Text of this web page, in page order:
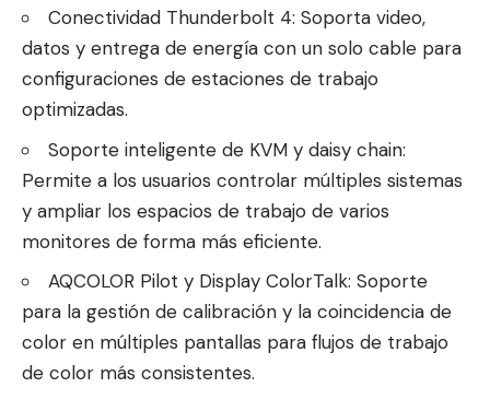
Conectividad Thunderbolt 4: Soporta video,
datos y entrega de energía con un solo cable para
configuraciones de estaciones de trabajo
optimizadas.
Soporte inteligente de KVM y daisy chain:
Permite a los usuarios controlar múltiples sistemas
y ampliar los espacios de trabajo de varios
monitores de forma más eficiente.
AQCOLOR Pilot y Display ColorTalk: Soporte
para la gestión de calibración y la coincidencia de
color en múltiples pantallas para flujos de trabajo
de color más consistentes.